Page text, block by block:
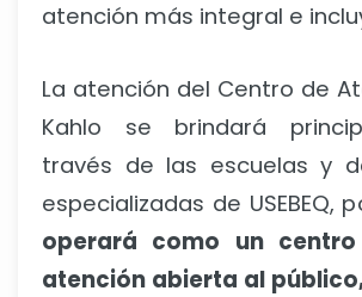
atención más integral e
La atención del Centro de
Kahlo se brindará
través de las escuelas y
especializadas de USEBEQ,
operará como un
atención abierta al